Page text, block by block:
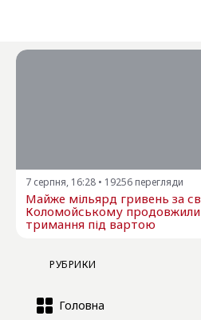
7 серпня, 16:28 • 19256 перегляди
Майже мільярд гривень за
Коломойському продовжили
тримання під вартою
РУБРИКИ
Головна